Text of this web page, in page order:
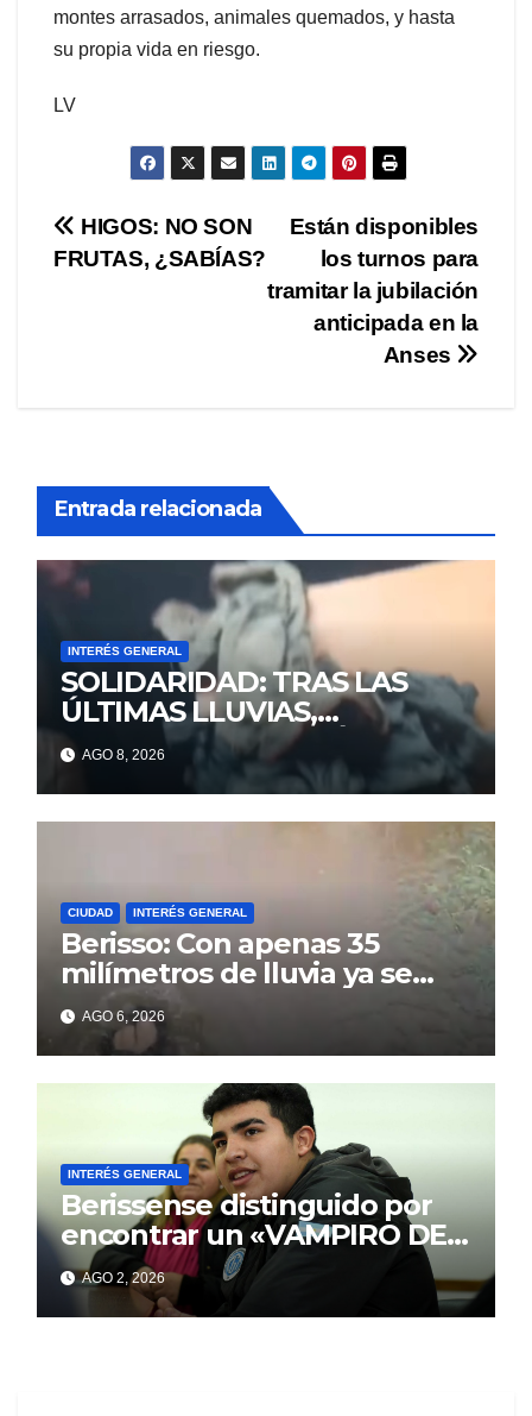
montes arrasados, animales quemados, y hasta
su propia vida en riesgo.
LV
Navegación
Están disponibles
los turnos para
tramitar la jubilación
anticipada en la
Anses
HIGOS: NO SON
FRUTAS, ¿SABÍAS?
Entrada relacionada
INTERÉS GENERAL
SOLIDARIDAD: TRAS LAS
ÚLTIMAS LLUVIAS,
ALEJANDRA PERDIÓ TODO Y
NECESITA DE LA AYUDA DE
TODOS
AGO 8, 2026
CIUDAD INTERÉS GENERAL
Berisso: Con apenas 35
milímetros de lluvia ya se
sienten los problemas
AGO 6, 2026
INTERÉS GENERAL
Berissense distinguido por
encontrar un «VAMPIRO DE
MAR»
AGO 2, 2026